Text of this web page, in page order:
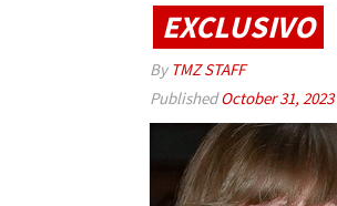
EXCLUSIVO
By TMZ STAFF
PublishedOctober 31, 2023